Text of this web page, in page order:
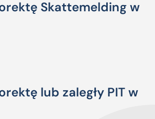
Skattemelding w
lub zaległy PIT w